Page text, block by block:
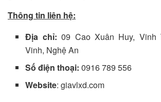
Thông tin liên hệ:
Địa chỉ:09 Cao Xuân Huy, Vinh
Vinh, Nghệ An
Số điện thoại:0916 789 556
Website: giavlxd.com